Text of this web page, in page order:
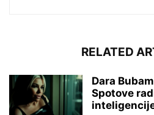
RELATED
Dara
Spotove